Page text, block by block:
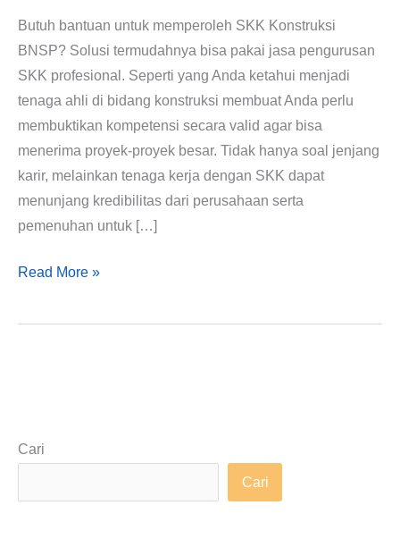
Butuh bantuan untuk memperoleh SKK Konstruksi
BNSP? Solusi termudahnya bisa pakai jasa pengurusan
SKK profesional. Seperti yang Anda ketahui menjadi
tenaga ahli di bidang konstruksi membuat Anda perlu
membuktikan kompetensi secara valid agar bisa
menerima proyek-proyek besar. Tidak hanya soal jenjang
karir, melainkan tenaga kerja dengan SKK dapat
menunjang kredibilitas dari perusahaan serta
pemenuhan untuk […]
Read More »
Cari
Cari